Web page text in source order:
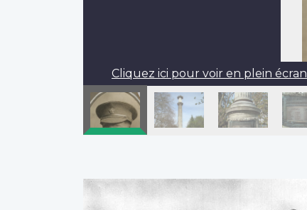
Cliquez ici pour voir en plein écran